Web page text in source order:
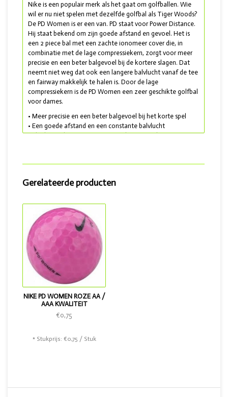
Nike is een populair merk als het gaat om golfballen. Wie
wil er nu niet spelen met dezelfde golfbal als Tiger Woods?
De PD Women is er een van. PD staat voor Power Distance.
Hij staat bekend om zijn goede afstand en gevoel. Het is
een 2 piece bal met een zachte ionomeer cover die, in
combinatie met de lage compressiekern, zorgt voor meer
precisie en een beter balgevoel bij de kortere slagen. Dat
neemt niet weg dat ook een langere balvlucht vanaf de tee
en fairway makkelijk te halen is. Door de lage
compressiekern is de PD Women een zeer geschikte golfbal
voor dames.
• Meer precisie en een beter balgevoel bij het korte spel
• Een goede afstand en een constante balvlucht
• Ideale combinatie tussen afstand en controle
nog steeds verkrijgbaar! Overigens is dit type golfbal ook in
de kleur roze verkrijgbaar.
Gerelateerde producten
NIKE PD WOMEN ROZE AA /
AAA KWALITEIT
€0,75
* Stukprijs: €0,75 / Stuk